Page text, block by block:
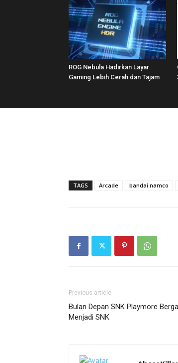
ROG Nebula Hadirkan Layar
Gaming Lebih Cerah dan Tajam
TAGS Arcade bandai namco
Previous article
Bulan Depan SNK Playmore
Menjadi SNK